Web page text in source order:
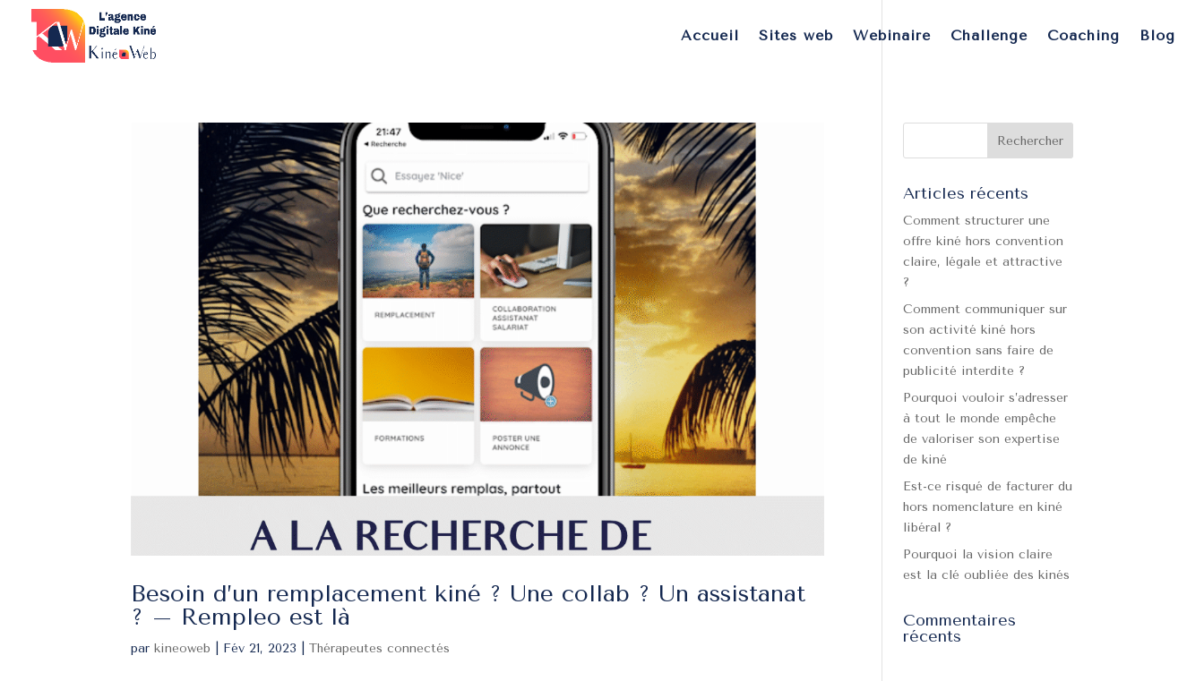
Accueil Sites web Webinaire Challenge Coaching Blog
Besoin d’un remplacement kiné ? Une collab ? Un assistanat
? – Rempleo est là
parkineoweb Fév 21, 2023 |Thérapeutes connectés
Articles récents
Comment structurer une
offre kiné hors convention
claire, légale et attractive
?
Comment communiquer sur
son activité kiné hors
convention sans faire de
publicité interdite ?
Pourquoi vouloir s’adresser
à tout le monde empêche
de valoriser son expertise
de kiné
Est-ce risqué de facturer du
hors nomenclature en kiné
libéral ?
Pourquoi la vision claire
est la clé oubliée des kinés
Commentaires
récents